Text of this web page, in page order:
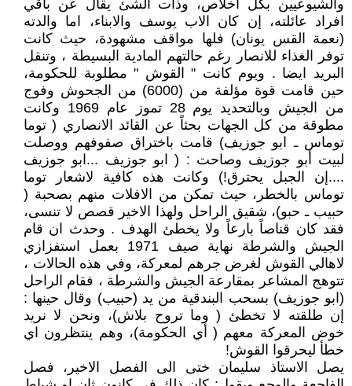
والشيوعيين بكل اخلاص، وذات الشئ يقال عن باقي
افراد عائلته، إن كان الاب يوسف والابناء، اما والدته
(نعمة القس يونان) فلها مواقف مشهودة، حيث كانت
توفر الغذاء للانصار رغم حالتهم المادية البسيطة ، وتنقل
البريد ايضا . ويوم كانت " القوش " مطلوبة للحكومة،
حين قامت قوة مؤلفة من (6000) من الجحوش وفوج
من الجيش وبالتحديد يوم 28 تموز عام 1969 وكانت
مطوقة من كل الجهات بحثاً عن القائد الانصاري ( توما
توماس ـ ابو جوزيف) قامت باختراق صفوفهم ووصلت
لبيت أبو جوزيف وصاحت : ( ابو جوزيف ...ابو جوزيف
....إن الجبل يحترق!) وكانت هذه كافية لاشعار توما
توماس بالخطر، حيث تمكن من الافلات منهم بصحبة (
حبيب ـ حبو)، شقيق الراحل ولهذا الاخير قصص لا تنسى،
فقد كان قناصاً بارعاً ولا يخطئ الهدف . وحدث ان قام
الجيش والشرطة نهاية صيف 1971 بعمل استفزازي
لاهالي القوش لغرض جرهم لمعركة، وفي هذه الحالات ،
تتوهج المشاعر بمقارعة الجيش والشرطة ، فقام الراحل
(ابو جوزيف) بسحب البندقية من يد (حبيب) وقال حينها :
إن طلقته لا تخطئ ( وما تروح بلاش)، ونحن لا نريد
خوض المعركة معهم ( أي الحكومة)، وهم ينتظرون اي
خطأ ليحرقوا القوش!
يصل الاستاذ سليمان ختى الى الفصل الاخير، فصل